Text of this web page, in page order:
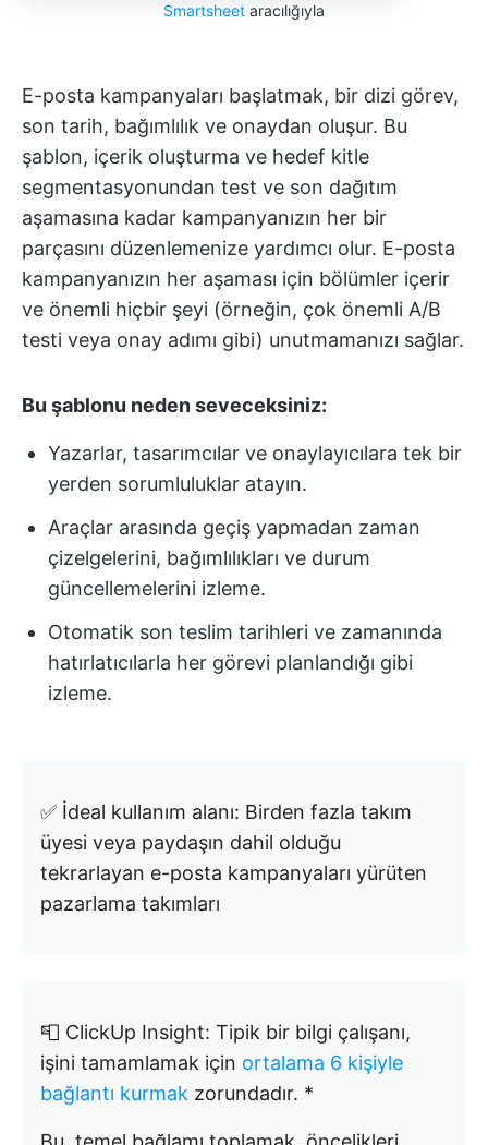
Smartsheet aracılığıyla
E-posta kampanyaları başlatmak, bir dizi görev,
son tarih, bağımlılık ve onaydan oluşur. Bu
şablon, içerik oluşturma ve hedef kitle
segmentasyonundan test ve son dağıtım
aşamasına kadar kampanyanızın her bir
parçasını düzenlemenize yardımcı olur. E-posta
kampanyanızın her aşaması için bölümler içerir
ve önemli hiçbir şeyi (örneğin, çok önemli A/B
testi veya onay adımı gibi) unutmamanızı sağlar.
Bu şablonu neden seveceksiniz:
Yazarlar, tasarımcılar ve onaylayıcılara tek bir
yerden sorumluluklar atayın.
Araçlar arasında geçiş yapmadan zaman
çizelgelerini, bağımlılıkları ve durum
güncellemelerini izleme.
Otomatik son teslim tarihleri ve zamanında
hatırlatıcılarla her görevi planlandığı gibi
izleme.
✅ İdeal kullanım alanı: Birden fazla takım
üyesi veya paydaşın dahil olduğu
tekrarlayan e-posta kampanyaları yürüten
pazarlama takımları
📮 ClickUp Insight: Tipik bir bilgi çalışanı,
işini tamamlamak için ortalama 6 kişiyle
bağlantı kurmak zorundadır. *